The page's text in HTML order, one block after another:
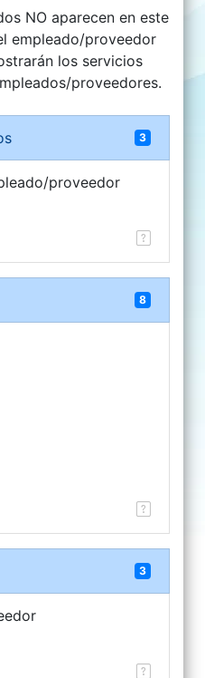
NO aparecen en este
empleado/proveedor
los servicios
proveedores.
3
proveedor
8
3